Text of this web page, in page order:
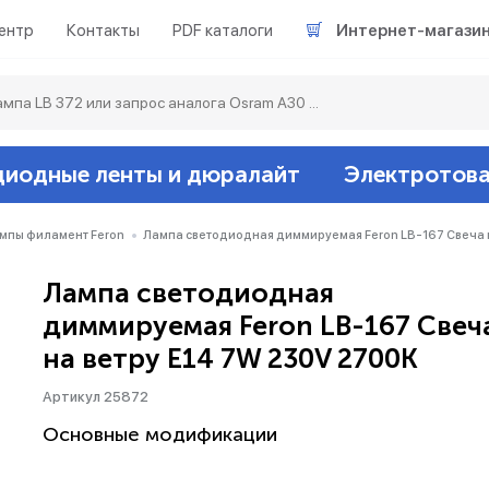
Контакты PDF каталоги Интернет-магазин
Светодиодные
Акцентное
ленты и дюралайт
Ленты
Аксессуары
Датчики
Эпра (балласты)
Гирлянды белт-
филамент Feron Лампа светодиодная диммируемая Feron LB-167 Свеча
Лампа светодиодная
диммируемая Feron LB-167
на ветру E14 7W 230V 2700K
Артикул 25872
Основные модификации